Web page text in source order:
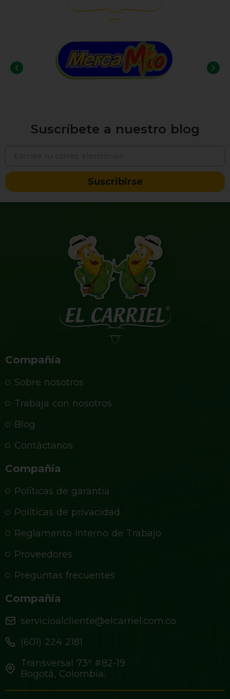
Suscríbete a nuestro blog
Suscribirse
Compañía
Sobre nosotros
Trabaja con nosotros
Blog
Contáctanos
Compañía
Políticas de garantia
Políticas de privacidad
Reglamento Interno de Trabajo
Proveedores
Preguntas frecuentes
Compañía
servicioalcliente@elcarriel.com.co
(601) 224 2181
Transversal 73ª #82-19
Bogotá, Colombia.